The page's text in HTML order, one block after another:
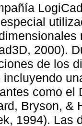
2000).
de los
incluyendo
como el
Bryson, &
1994). Las